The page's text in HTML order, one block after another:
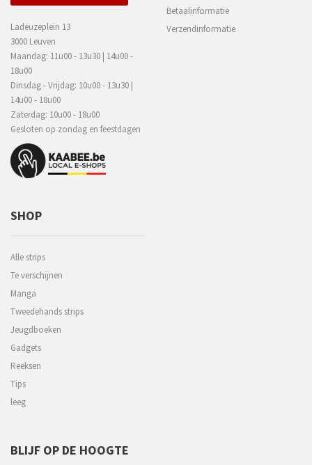
Ladeuzeplein 13
3000 Leuven
Maandag: 11u00 - 13u30 | 14u00 -
18u00
Dinsdag - Vrijdag: 10u00 - 13u30 |
14u00 - 18u00
Zaterdag: 10u00 - 18u00
Gesloten op zondag en feestdagen
Betaalinformatie
Verzendinformatie
SHOP
Alle strips
Te verschijnen
Manga
Tweedehands strips
Jeugdboeken
Gadgets
Reeksen
Tips
leeg
BLIJF OP DE HOOGTE